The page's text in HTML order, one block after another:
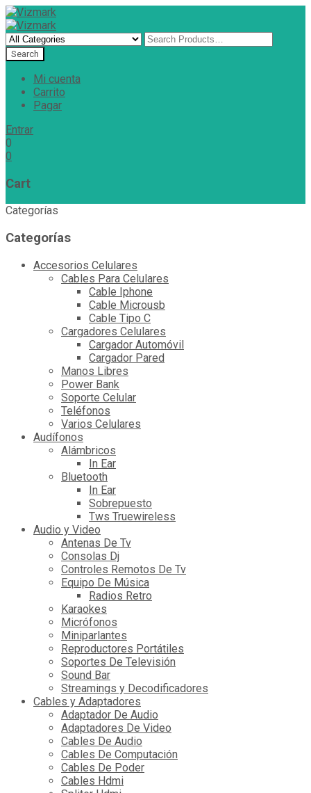
Mi cuenta
Carrito
Pagar
Entrar
0
0
Cart
Categorías
Categorías
Accesorios Celulares
Cables Para Celulares
Cable Iphone
Cable Microusb
Cable Tipo C
Cargadores Celulares
Cargador Automóvil
Cargador Pared
Manos Libres
Power Bank
Soporte Celular
Teléfonos
Varios Celulares
Audífonos
Alámbricos
In Ear
Bluetooth
In Ear
Sobrepuesto
Tws Truewireless
Audio y Video
Antenas De Tv
Consolas Dj
Controles Remotos De Tv
Equipo De Música
Radios Retro
Karaokes
Micrófonos
Miniparlantes
Reproductores Portátiles
Soportes De Televisión
Sound Bar
Streamings y Decodificadores
Cables y Adaptadores
Adaptador De Audio
Adaptadores De Video
Cables De Audio
Cables De Computación
Cables De Poder
Cables Hdmi